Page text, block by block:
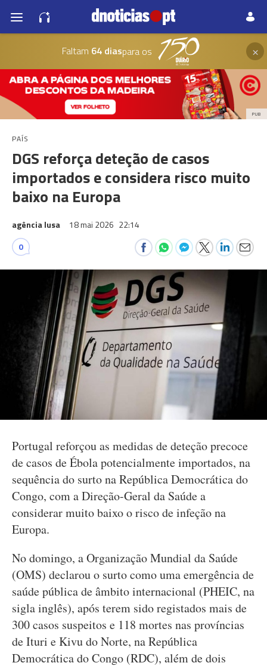
Faltam 64 diaspara os ×
PUB
PAÍS
DGS reforça deteção de casos
importados e considera risco muito
baixo na Europa
agência lusa 18 mai 2026 22:14
0
Portugal reforçou as medidas de deteção precoce
de casos de Ébola potencialmente importados, na
sequência do surto na República Democrática do
Congo, com a Direção-Geral da Saúde a
considerar muito baixo o risco de infeção na
Europa.
No domingo, a Organização Mundial da Saúde
(OMS) declarou o surto como uma emergência de
saúde pública de âmbito internacional (PHEIC, na
sigla inglês), após terem sido registados mais de
300 casos suspeitos e 118 mortes nas províncias
de Ituri e Kivu do Norte, na República
Democrática do Congo (RDC), além de dois